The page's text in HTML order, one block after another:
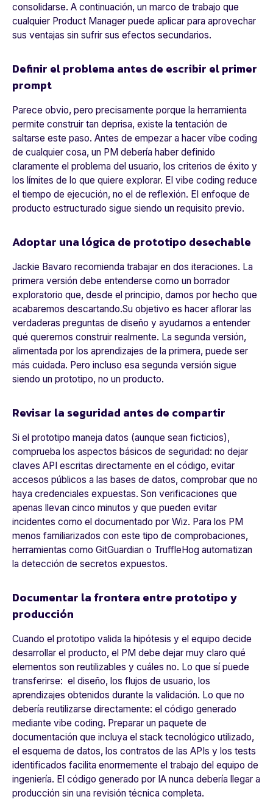
consolidarse. A continuación, un marco de trabajo que
cualquier Product Manager puede aplicar para aprovechar
sus ventajas sin sufrir sus efectos secundarios.
Definir el problema antes de escribir el primer
prompt
Parece obvio, pero precisamente porque la herramienta
permite construir tan deprisa, existe la tentación de
saltarse este paso. Antes de empezar a hacer vibe coding
de cualquier cosa, un PM debería haber definido
claramente el problema del usuario, los criterios de éxito y
los límites de lo que quiere explorar. El vibe coding reduce
el tiempo de ejecución, no el de reflexión. El enfoque de
producto estructurado sigue siendo un requisito previo.
Adoptar una lógica de prototipo desechable
Jackie Bavaro recomienda trabajar en dos iteraciones. La
primera versión debe entenderse como un borrador
exploratorio que, desde el principio, damos por hecho que
acabaremos descartando.Su objetivo es hacer aflorar las
verdaderas preguntas de diseño y ayudarnos a entender
qué queremos construir realmente. La segunda versión,
alimentada por los aprendizajes de la primera, puede ser
más cuidada. Pero incluso esa segunda versión sigue
siendo un prototipo, no un producto.
Revisar la seguridad antes de compartir
Si el prototipo maneja datos (aunque sean ficticios),
comprueba los aspectos básicos de seguridad: no dejar
claves API escritas directamente en el código, evitar
accesos públicos a las bases de datos, comprobar que no
haya credenciales expuestas. Son verificaciones que
apenas llevan cinco minutos y que pueden evitar
incidentes como el documentado por Wiz. Para los PM
menos familiarizados con este tipo de comprobaciones,
herramientas como GitGuardian o TruffleHog automatizan
la detección de secretos expuestos.
Documentar la frontera entre prototipo y
producción
Cuando el prototipo valida la hipótesis y el equipo decide
desarrollar el producto, el PM debe dejar muy claro qué
elementos son reutilizables y cuáles no. Lo que sí puede
transferirse: el diseño, los flujos de usuario, los
aprendizajes obtenidos durante la validación. Lo que no
debería reutilizarse directamente: el código generado
mediante vibe coding. Preparar un paquete de
documentación que incluya el stack tecnológico utilizado,
el esquema de datos, los contratos de las APIs y los tests
identificados facilita enormemente el trabajo del equipo de
ingeniería. El código generado por IA nunca debería llegar a
producción sin una revisión técnica completa.